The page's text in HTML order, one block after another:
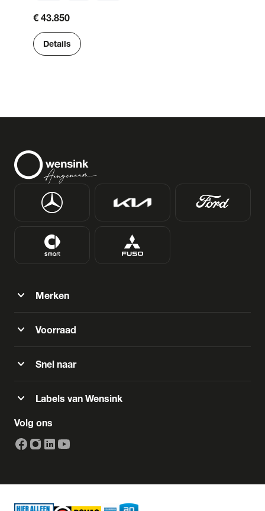
€ 43.850
Details
expand_more Merken
expand_more Voorraad
expand_more Snel naar
expand_more Labels van Wensink
Volg ons